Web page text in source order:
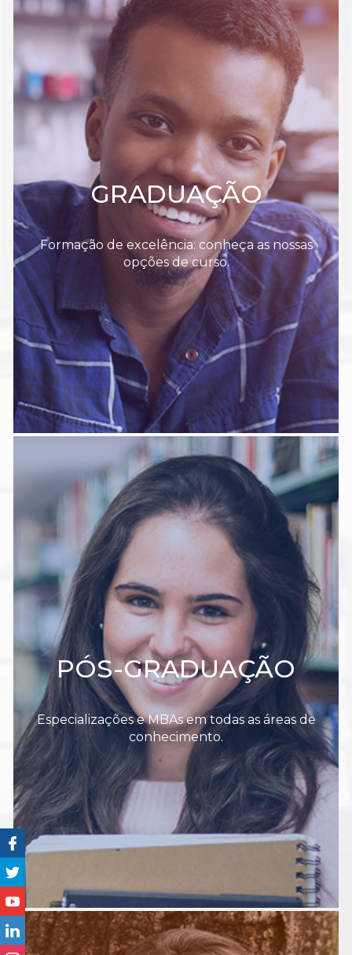
GRADUAÇÃO
Formação de excelência: conheça as nossas
opções de curso.
PÓS-GRADUAÇÃO
Especializações e MBAs em todas as áreas de
conhecimento.